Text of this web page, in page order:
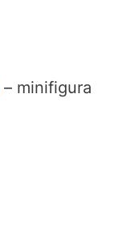
– minifigura